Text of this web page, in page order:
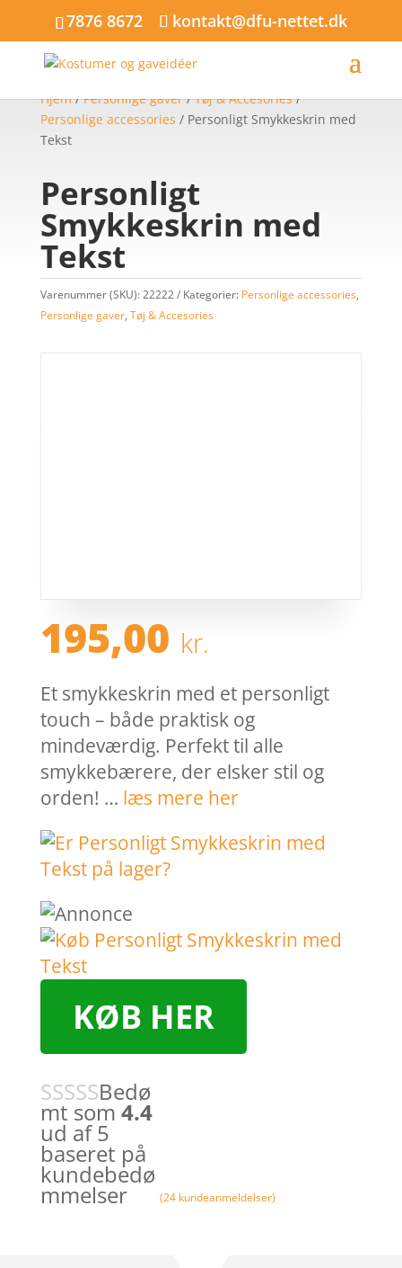
7876 8672 kontakt@dfu-nettet.dk
Hjem/Personlige gaver/Tøj & Accesories/
Personlige accessories / Personligt Smykkeskrin med
Tekst
Personligt
Smykkeskrin med
Tekst
Varenummer (SKU):22222 Kategorier: Personlige accessories,
Personlige gaver, Tøj & Accesories
195,00 kr.
Et smykkeskrin med et personligt
touch – både praktisk og
mindeværdig. Perfekt til alle
smykkebærere, der elsker stil og
orden! … læs mere her
KØB HER
Bedø
mt som 4.4
ud af 5
baseret på
kundebedø
mmelser (24 kundeanmeldelser)